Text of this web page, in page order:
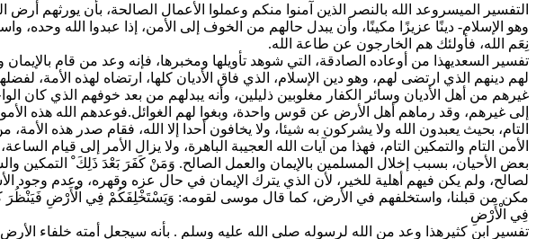
التفسير الميسر وعد الله بالنصر الذين آمنوا منكم وعملوا الأعمال الصالحة، بأن يورثهم
وهو الإسلام- دينًا عزيزًا مكينًا، وأن يبدل حالهم من الخوف إلى الأمن، إذا عبدوا الله
نِعَم الله، فأولئك هم الخارجون عن طاعة الله.
تفسير السعديهذا من أوعاده الصادقة، التي شوهد تأويلها ومخبرها، فإنه وعد من قام
لهم دينهم الذي ارتضى لهم، وهو دين الإسلام، الذي فاق الأديان كلها، ارتضاه لهذه الأمة،
غيرهم من أهل الأديان وسائر الكفار مغلوبين ذليلين، وأنه يبدلهم من بعد خوفهم الذي كان
إلى غيرهم، وقد رماهم أهل الأرض عن قوس واحدة، وبغوا لهم الغوائل.فوعدهم الله هذه
التام، بحيث يعبدون الله ولا يشركون به شيئا، ولا يخافون أحدا إلا الله، فقام صدر هذه
الأمن التام والتمكين التام، فهذا من آيات الله العجيبة الباهرة، ولا يزال الأمر إلى قيام
بعض الأحيان، بسبب إخلال المسلمين بالإيمان والعمل الصالح. وَمَنْ كَفَرَ بَعْدَ ذَلِكَ ْ التمكين
لصالح، ولم يكن فيهم أهلية للخير، لأن الذي يترك الإيمان في حال عزه وقهره، وعدم وجود
مكن من قبلنا، واستخلفهم في الأرض، كما قال موسى لقومه: وَيَسْتَخْلِفَكُمْ فِي الْأَرْضِ فَيَنْظُرَ
فِي الْأَرْضِ
تفسير ابن كثير هذا وعد من الله لرسوله صلى الله عليه وسلم . بأنه سيجعل أمته خلفاء الأرض